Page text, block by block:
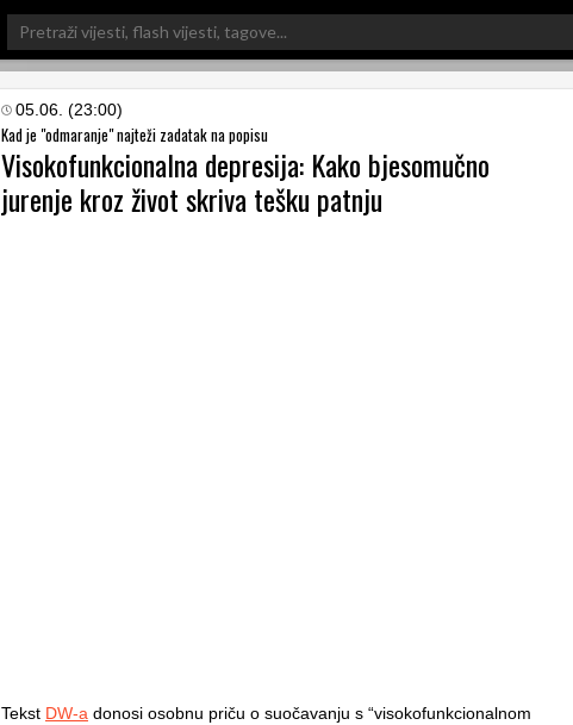
Search
for:
05.06. (23:00)
Kad je "odmaranje" najteži zadatak na popisu
Visokofunkcionalna depresija: Kako bjesomučno
jurenje kroz život skriva tešku patnju
Tekst DW-a donosi osobnu priču o suočavanju s “visokofunkcionalnom